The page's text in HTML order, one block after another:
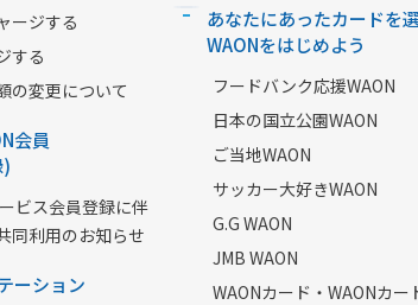
ージする
する
の変更について
会員
ビス会員登録に伴
同利用のお知らせ
ーション
あなたにあったカードを
WAONをはじめよう
フードバンク応援WAON
日本の国立公園WAON
ご当地WAON
サッカー大好きWAON
G.G WAON
JMB WAON
WAONカード・WAONカー